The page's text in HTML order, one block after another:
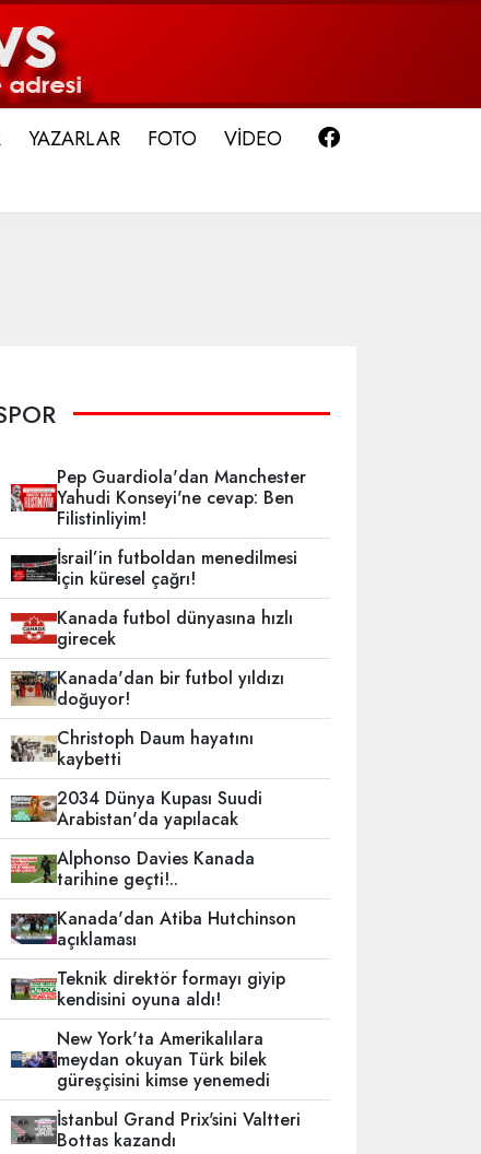
YAZARLAR FOTO VİDEO
Pep Guardiola'dan Manchester
Yahudi Konseyi'ne cevap: Ben
Filistinliyim!
İsrail’in futboldan menedilmesi
için küresel çağrı!
Kanada futbol dünyasına hızlı
girecek
Kanada'dan bir futbol yıldızı
doğuyor!
Christoph Daum hayatını
kaybetti
2034 Dünya Kupası Suudi
Arabistan'da yapılacak
Alphonso Davies Kanada
tarihine geçti!..
Kanada'dan Atiba Hutchinson
açıklaması
Teknik direktör formayı giyip
kendisini oyuna aldı!
New York'ta Amerikalılara
meydan okuyan Türk bilek
güreşçisini kimse yenemedi
İstanbul Grand Prix'sini Valtteri
Bottas kazandı